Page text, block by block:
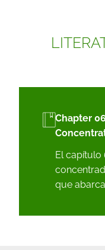
Chapter
El capítulo
que